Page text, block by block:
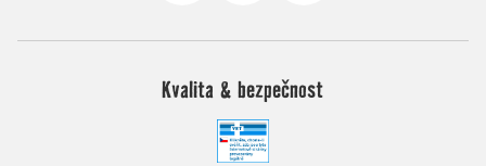
Kvalita & bezpečnost